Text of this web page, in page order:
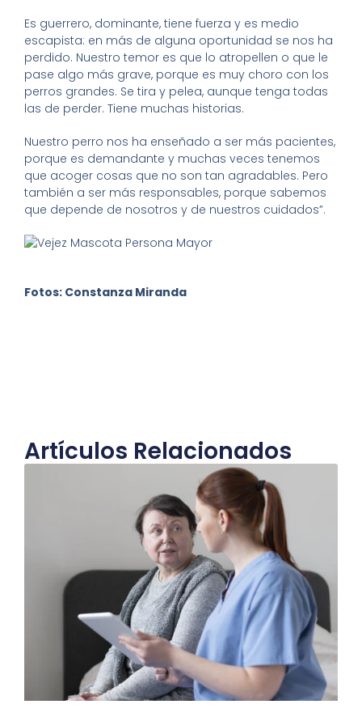
Es guerrero, dominante, tiene fuerza y es medio
escapista: en más de alguna oportunidad se nos ha
perdido. Nuestro temor es que lo atropellen o que le
pase algo más grave, porque es muy choro con los
perros grandes. Se tira y pelea, aunque tenga todas
las de perder. Tiene muchas historias.
Nuestro perro nos ha enseñado a ser más pacientes,
porque es demandante y muchas veces tenemos
que acoger cosas que no son tan agradables. Pero
también a ser más responsables, porque sabemos
que depende de nosotros y de nuestros cuidados”.
Fotos: Constanza Miranda
Artículos Relacionados